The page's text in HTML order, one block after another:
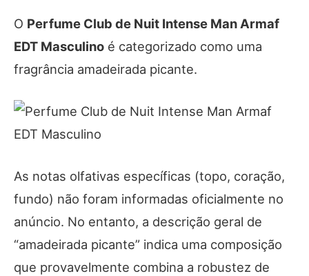
O Perfume Club de Nuit Intense Man Armaf
EDT Masculino é categorizado como uma
fragrância amadeirada picante.
As notas olfativas específicas (topo, coração,
fundo) não foram informadas oficialmente no
anúncio. No entanto, a descrição geral de
“amadeirada picante” indica uma composição
que provavelmente combina a robustez de